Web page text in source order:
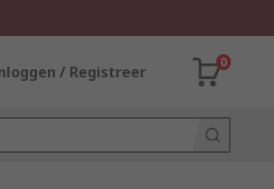
/ Registreer
0